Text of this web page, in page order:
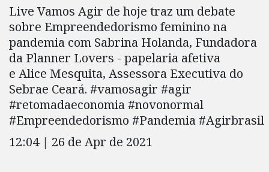
Live Vamos Agir de hoje traz um debate
sobre Empreendedorismo feminino na
pandemia com Sabrina Holanda, Fundadora
da Planner Lovers - papelaria afetiva
e Alice Mesquita, Assessora Executiva do
Sebrae Ceará. #vamosagir #agir
#retomadaeconomia #novonormal
#Empreendedorismo #Pandemia #Agirbrasil
12:04 | 26 de Apr de 2021